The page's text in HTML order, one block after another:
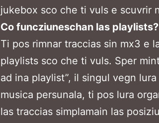
jukebox sco che ti vuls e scuvrir
Co funcziuneschan las playlists?
Ti pos rimnar traccias sin mx3 e
playlists sco che ti vuls. Sper
ad ina playlist”, il singul vegn
musica persunala, ti pos lura
las traccias simplamain las